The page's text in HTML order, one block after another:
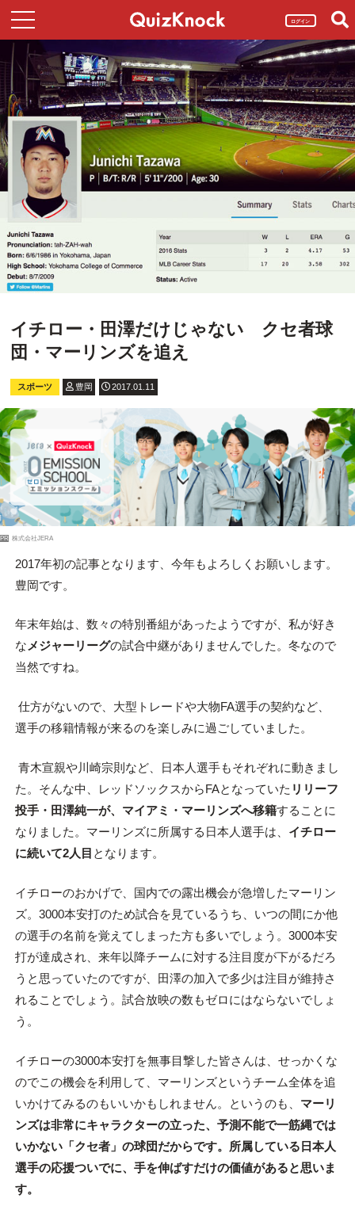
ログイン
イチロー・田澤だけじゃない クセ者球
団・マーリンズを追え
スポーツ 豊岡 2017.01.11
PR 株式会社JERA
2017年初の記事となります、今年もよろしくお願いします。
豊岡です。
年末年始は、数々の特別番組があったようですが、私が好き
なメジャーリーグの試合中継がありませんでした。冬なので
当然ですね。
仕方がないので、大型トレードや大物FA選手の契約など、
選手の移籍情報が来るのを楽しみに過ごしていました。
青木宣親や川崎宗則など、日本人選手もそれぞれに動きまし
た。そんな中、レッドソックスからFAとなっていた リリーフ
投手・田澤純一が、マイアミ・マーリンズへ移籍することに
なりました。マーリンズに所属する日本人選手は、 イチロー
に続いて2人目 となります。
イチローのおかげで、国内での露出機会が急増したマーリン
ズ。3000本安打のため試合を見ているうち、いつの間にか他
の選手の名前を覚えてしまった方も多いでしょう。3000本安
打が達成され、来年以降チームに対する注目度が下がるだろ
うと思っていたのですが、田澤の加入で多少は注目が維持さ
れることでしょう。試合放映の数もゼロにはならないでしょ
う。
イチローの3000本安打を無事目撃した皆さんは、せっかくな
のでこの機会を利用して、マーリンズというチーム全体を追
いかけてみるのもいいかもしれません。というのも、 マーリ
ンズは非常にキャラクターの立った、予測不能で一筋縄では
いかない「クセ者」の球団だからです。所属している日本人
選手の応援ついでに、手を伸ばすだけの価値があると思いま
す。